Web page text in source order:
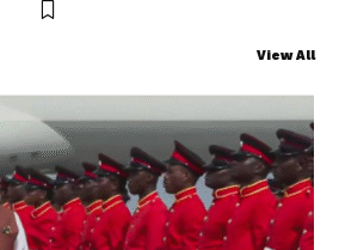
View All